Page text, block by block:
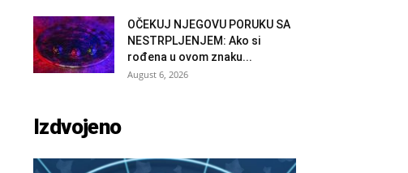
OČEKUJ NJEGOVU PORUKU SA
NESTRPLJENJEM: Ako si
rođena u ovom znaku...
August 6, 2026
Izdvojeno